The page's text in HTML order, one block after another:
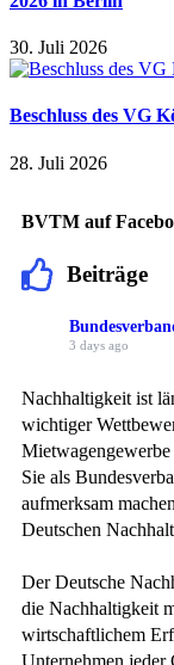
30. Juli 2026
Beschluss des VG
28. Juli 2026
BVTM auf
Beiträge
3 days ago
Nachhaltigkeit ist
wichtiger
Sie als
aufmerksam
Deutschen
Der Deutsche
die Nachhaltigkeit
wirtschaftlichem
Unternehmen jeder